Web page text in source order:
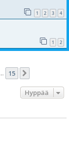
1 2 3 4
1 2
15
Hyppää